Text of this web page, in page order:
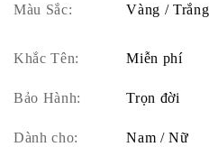
Màu Sắc: Vàng /
Khắc Tên: Miễn phí
Bảo Hành: Trọn đời
Dành cho: Nam / Nữ